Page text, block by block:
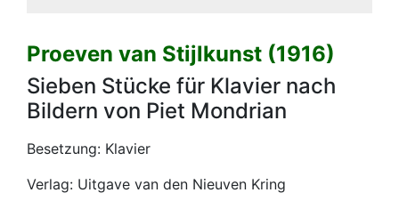
Proeven van Stijlkunst (1916)
Sieben Stücke für Klavier nach
Bildern von Piet Mondrian
Besetzung: Klavier
Verlag: Uitgave van den Nieuven Kring